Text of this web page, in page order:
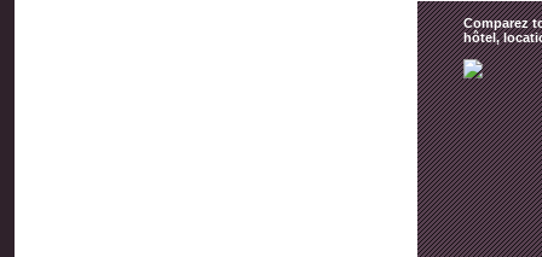
Comparez
hôtel,